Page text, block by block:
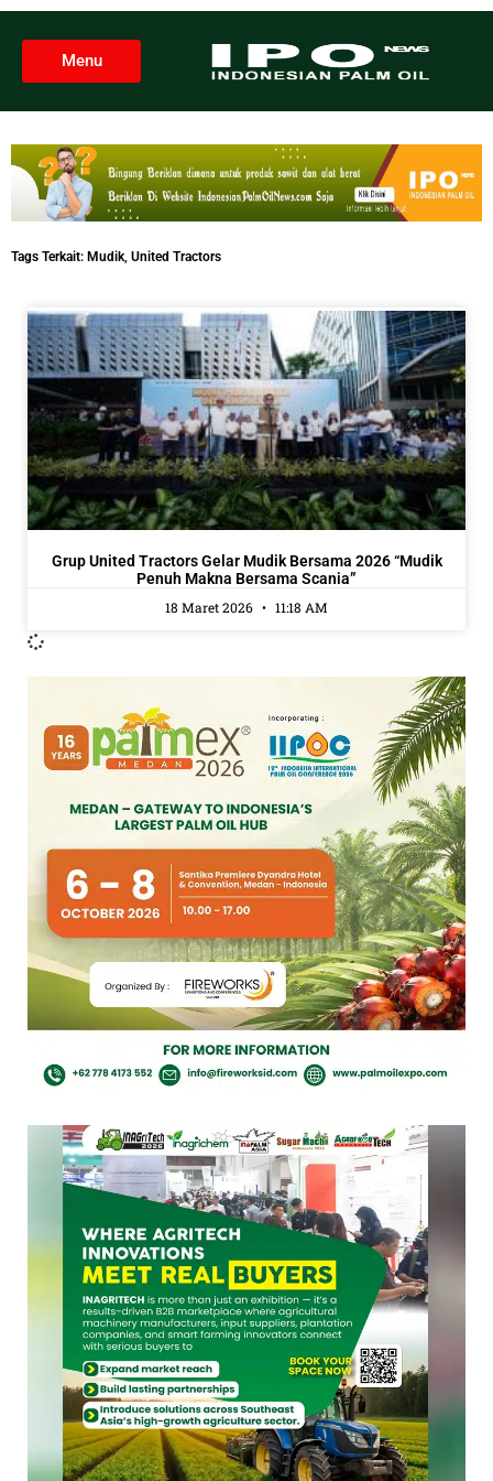
Menu
Tags Terkait: Mudik, United Tractors
Grup United Tractors Gelar Mudik Bersama 2026 “Mudik
Penuh Makna Bersama Scania”
18 Maret 2026
11:18 AM